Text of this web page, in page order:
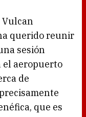
querido reunir
sesión
el aeropuerto
de
que es